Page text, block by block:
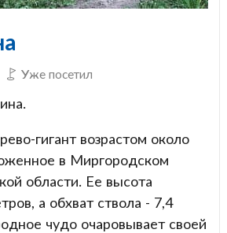
Уже посетил
гигант возрастом около
в Миргородском
области. Ее высота
а обхват ствола - 7,4
чудо очаровывает своей